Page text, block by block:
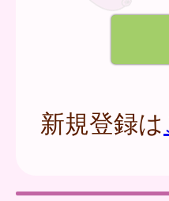
新規登録は